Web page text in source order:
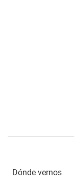
Dónde vernos